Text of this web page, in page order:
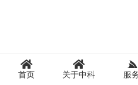
首页 关于中科 服